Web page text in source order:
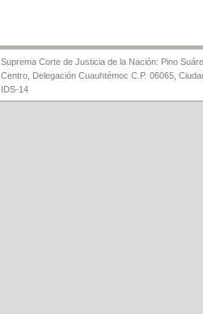
Suprema Corte de Justicia de la Nación: Pino
Centro, Delegación Cuauhtémoc C.P. 06065,
IDS-14